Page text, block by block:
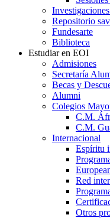
Repositorio
Fundesarte
Biblioteca
Estudiar en EOI
Admisiones
Secretaría
Becas y
Alumni
Colegios
C.M.
C.M.
Internacional
Espíritu
Red
Otros